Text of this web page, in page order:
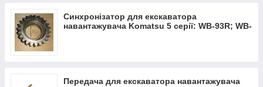
Синхронізатор для екскаватора
навантажувача Komatsu 5 серії: WB-93R; WB-
Передача для екскаватора навантажувача